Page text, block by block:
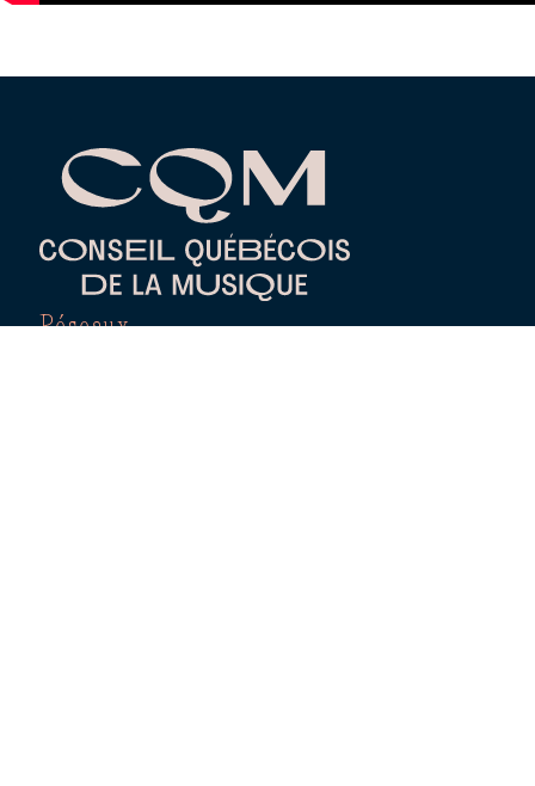
Réseaux